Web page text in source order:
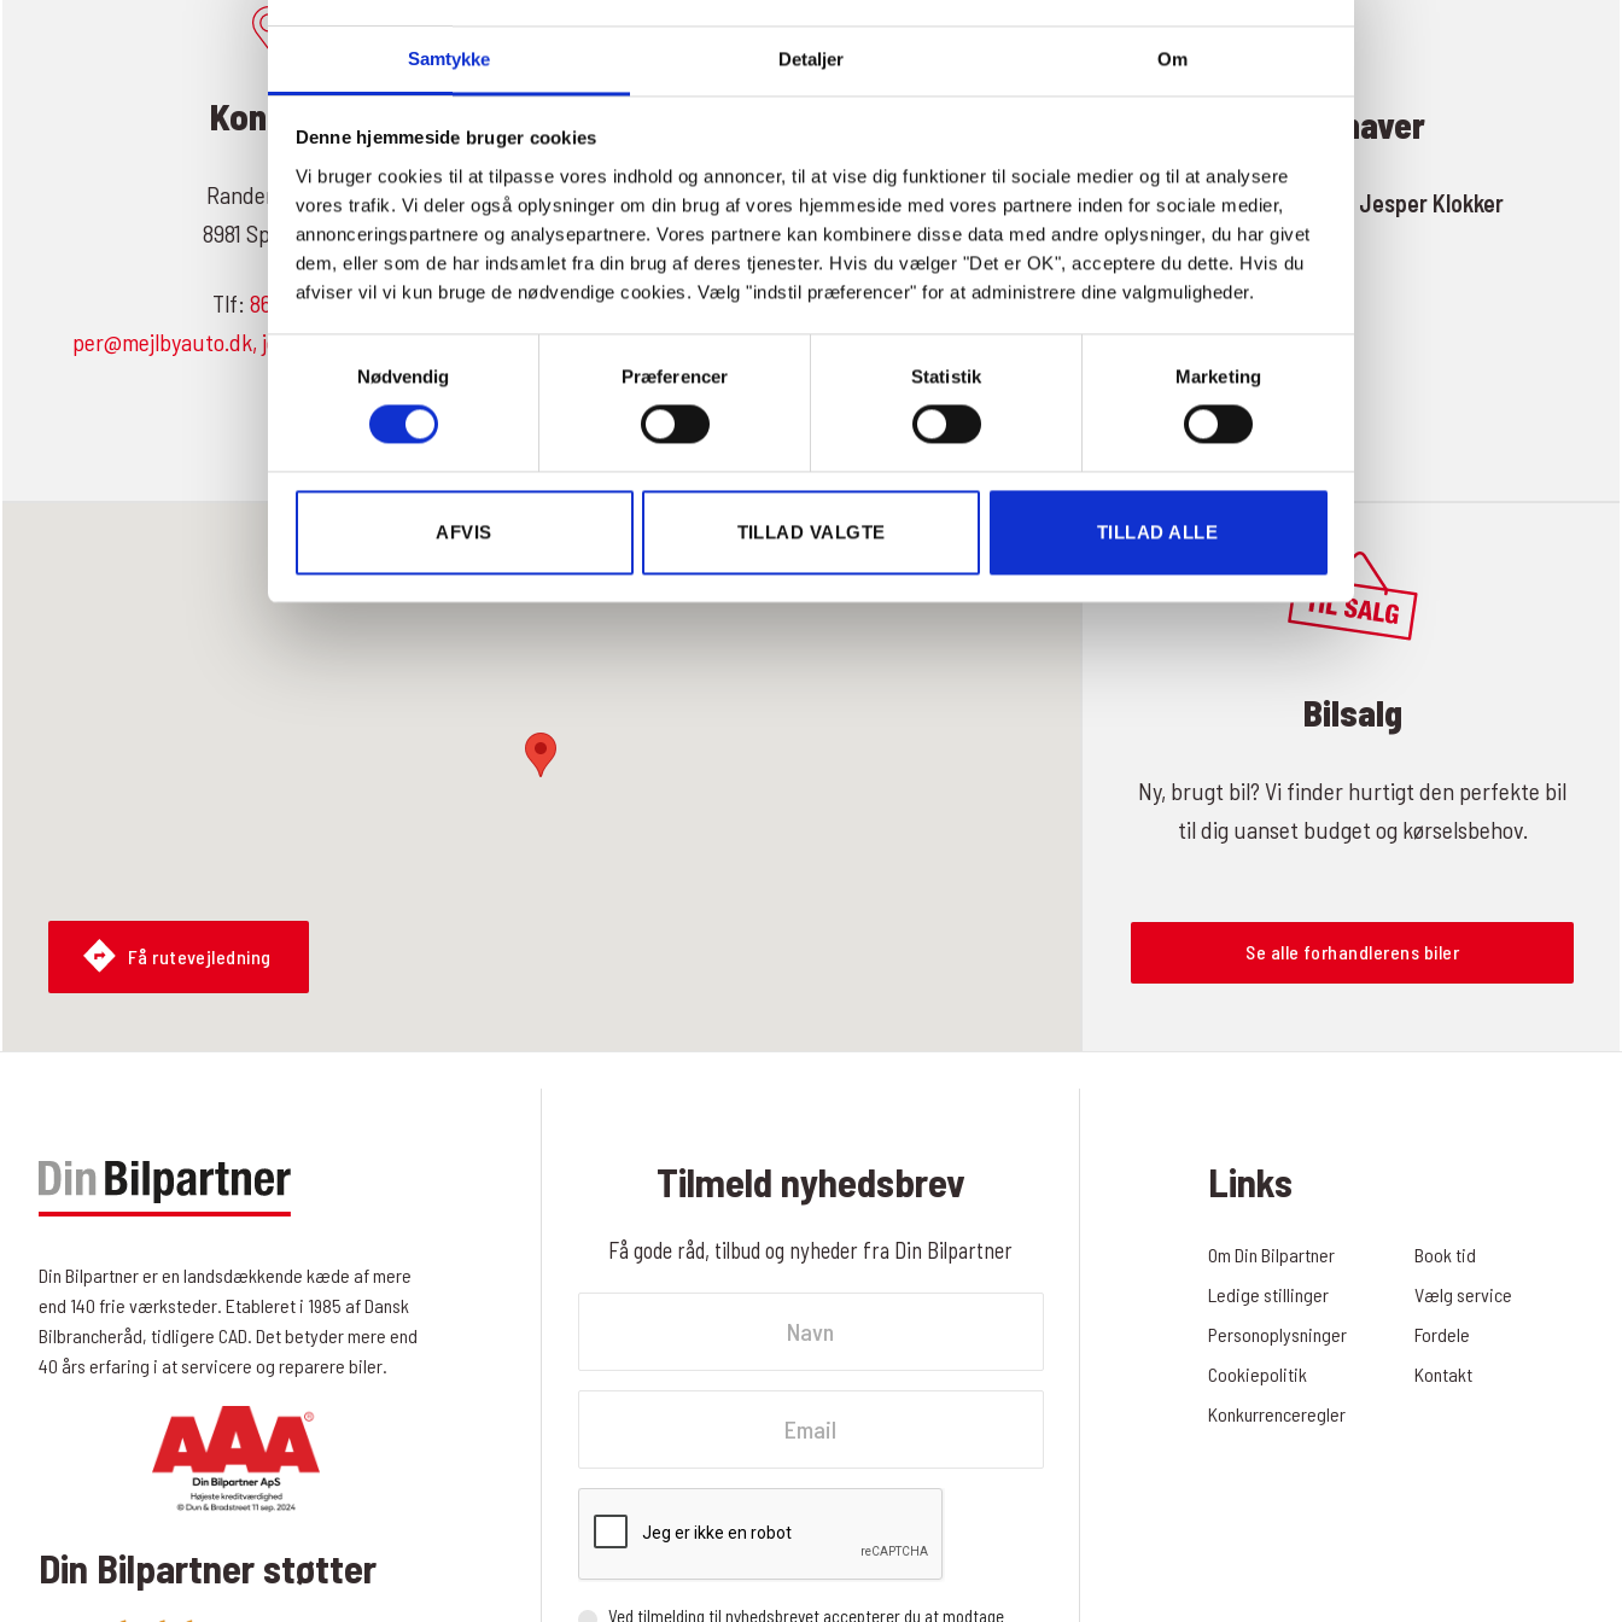
Samtykke Detaljer Om
Denne hjemmeside bruger cookies
Vi bruger cookies til at tilpasse vores indhold og annoncer, til at vise dig funktioner til sociale medier og til at analysere
vores trafik. Vi deler også oplysninger om din brug af vores hjemmeside med vores partnere inden for sociale medier,
annonceringspartnere og analysepartnere. Vores partnere kan kombinere disse data med andre oplysninger, du har givet
dem, eller som de har indsamlet fra din brug af deres tjenester. Hvis du vælger "Det er OK", acceptere du dette. Hvis du
afviser vil vi kun bruge de nødvendige cookies. Vælg "indstil præferencer" for at administrere dine valgmuligheder.
Samtykkevalg
Nødvendig
Præferencer Statistik Marketing
AFVIS TILLAD VALGTE TILLAD ALLE
Kontakt
Randersvej 51
8981 Spentrup
Tlf: 86441411
per@mejlbyauto.dk, jesper@mejlbyauto.dk
Mandag:
7:45-17:00
Tirsdag:
7:45-17:00
Onsdag:
7:45-17:00
Torsdag:
7:45-17:00
Fredag:
7:45-17:00
Lørdag:
Åbent efter aftale
Søndag:
Åbent efter aftale
Indehaver
Per Pedersen & Jesper Klokker
Få rutevejledning
Bilsalg
Ny, brugt bil? Vi finder hurtigt den perfekte bil
til dig uanset budget og kørselsbehov.
Se alle forhandlerens biler
Din Bilpartner er en landsdækkende kæde af mere
end 140 frie værksteder. Etableret i 1985 af Dansk
Bilbrancheråd, tidligere CAD. Det betyder mere end
40 års erfaring i at servicere og reparere biler.
Din Bilpartner støtter
Tilmeld nyhedsbrev
Få gode råd, tilbud og nyheder fra Din Bilpartner
Fornavn
Ved tilmelding til nyhedsbrevet accepterer du at modtage
Links
Om Din Bilpartner
Book tid
Ledige stillinger
Vælg service
Personoplysninger
Fordele
Cookiepolitik
Kontakt
Konkurrenceregler